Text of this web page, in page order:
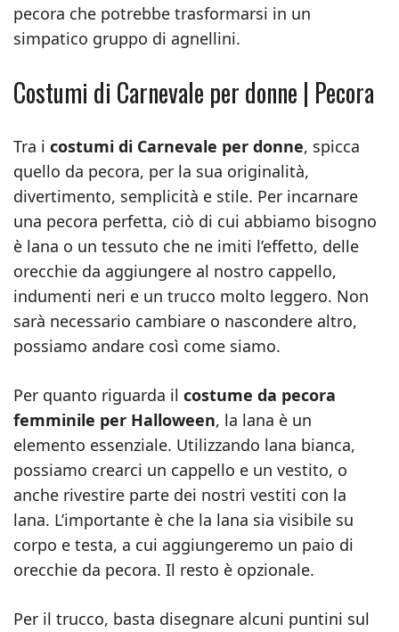
pecora che potrebbe trasformarsi in un
simpatico gruppo di agnellini.
Costumi di Carnevale per donne | Pecora
Tra i costumi di Carnevale per donne, spicca
quello da pecora, per la sua originalità,
divertimento, semplicità e stile. Per incarnare
una pecora perfetta, ciò di cui abbiamo bisogno
è lana o un tessuto che ne imiti l’effetto, delle
orecchie da aggiungere al nostro cappello,
indumenti neri e un trucco molto leggero. Non
sarà necessario cambiare o nascondere altro,
possiamo andare così come siamo.
Per quanto riguarda il costume da pecora
femminile per Halloween, la lana è un
elemento essenziale. Utilizzando lana bianca,
possiamo crearci un cappello e un vestito, o
anche rivestire parte dei nostri vestiti con la
lana. L’importante è che la lana sia visibile su
corpo e testa, a cui aggiungeremo un paio di
orecchie da pecora. Il resto è opzionale.
Per il trucco, basta disegnare alcuni puntini sul